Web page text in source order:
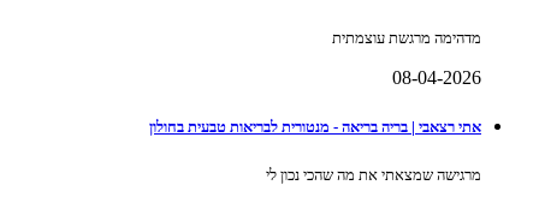
מדהימה מרגשת עוצמתית
08-04-2026
אתי רצאבי | בריה בריאה - מנטורית לבריאות טבעית בחולון
מרגישה שמצאתי את מה שהכי נכון לי